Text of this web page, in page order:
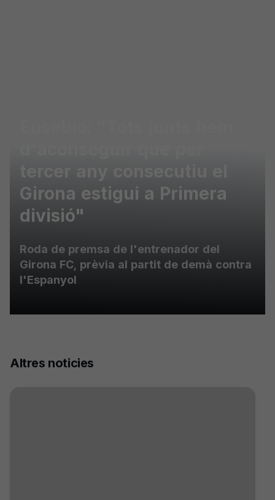
Girona estigui a Primera
divisió"
Roda de premsa de l'entrenador del
Girona FC, prèvia al partit de demà contra
l'Espanyol
Altres noticies